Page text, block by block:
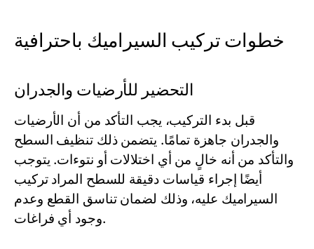
خطوات تركيب السيراميك باحترافية
التحضير للأرضيات والجدران
قبل بدء التركيب، يجب التأكد من أن الأرضيات
والجدران جاهزة تمامًا. يتضمن ذلك تنظيف السطح
والتأكد من أنه خالٍ من أي اختلالات أو نتوءات. يتوجب
أيضًا إجراء قياسات دقيقة للسطح المراد تركيب
السيراميك عليه، وذلك لضمان تناسق القطع وعدم
وجود أي فراغات.